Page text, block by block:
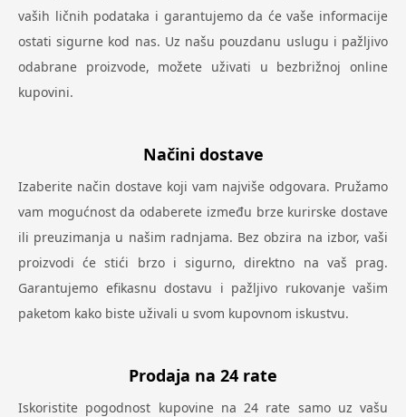
vaših ličnih podataka i garantujemo da će vaše informacije
ostati sigurne kod nas. Uz našu pouzdanu uslugu i pažljivo
odabrane proizvode, možete uživati u bezbrižnoj online
kupovini.
Načini dostave
Izaberite način dostave koji vam najviše odgovara. Pružamo
vam mogućnost da odaberete između brze kurirske dostave
ili preuzimanja u našim radnjama. Bez obzira na izbor, vaši
proizvodi će stići brzo i sigurno, direktno na vaš prag.
Garantujemo efikasnu dostavu i pažljivo rukovanje vašim
paketom kako biste uživali u svom kupovnom iskustvu.
Prodaja na 24 rate
Iskoristite pogodnost kupovine na 24 rate samo uz vašu